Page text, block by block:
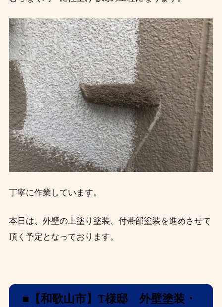
丁寧に作業しています。
本日は、外壁の上塗り塗装、付帯部塗装を進めさせて
頂く予定となっております。
■【和歌山市】T様邸 外壁塗装・